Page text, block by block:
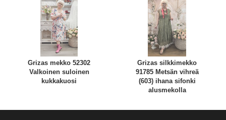
Grizas mekko 52302
Valkoinen suloinen
kukkakuosi
Grizas silkkimekko
91785 Metsän vihreä
(603) ihana sifonki
alusmekolla